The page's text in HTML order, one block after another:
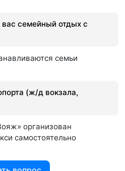
семейный отдых с
семьи
(ж/д вокзала,
организован
самостоятельно